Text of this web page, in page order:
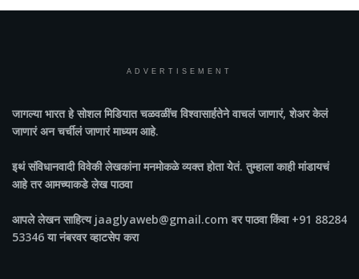
ADVERTISEMENT
जागल्या भारतहे सोशल मिडियात चळवळींच विश्वासार्हतेने वाचलं जाणारं, शेअर केलं
जाणारं अन चर्चीलं जाणारं माध्यम आहे.
इथं संविधानवादी विवेकी लेखकांना मनमोकळे व्यक्त होता येतं. तुम्हाला काही मांडायचं
आहे तर आमच्याकडे लेख पाठवा
आपले लेखन साहित्य jaaglyaweb@gmail.com वर पाठवा किंवा +91 88284
53346 या नंबरवर व्हाटसेप करा